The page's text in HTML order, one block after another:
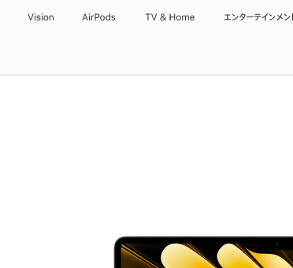
Vision AirPods TV & Home エンターテインメン